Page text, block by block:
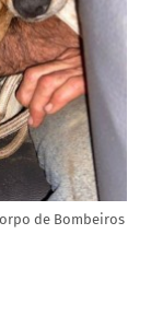
de Bombeiros